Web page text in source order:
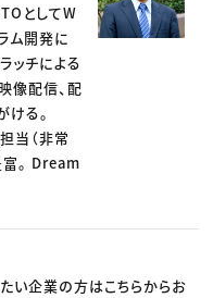
としてW
ム開発に
ッチによる
像配信、配
る。
当（非常
富。 Dream
企業の方はこちらからお